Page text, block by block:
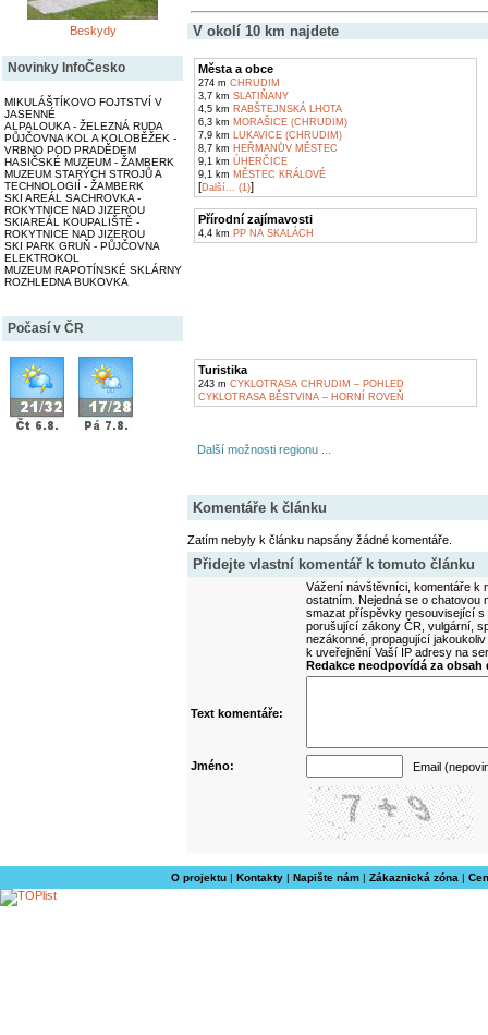
Beskydy
Novinky InfoČesko
MIKULÁŠTÍKOVO FOJTSTVÍ V
JASENNÉ
ALPALOUKA - ŽELEZNÁ RUDA
PŮJČOVNA KOL A KOLOBĚŽEK -
VRBNO POD PRADĚDEM
HASIČSKÉ MUZEUM - ŽAMBERK
MUZEUM STARÝCH STROJŮ A
TECHNOLOGIÍ - ŽAMBERK
SKI AREÁL SACHROVKA -
ROKYTNICE NAD JIZEROU
SKIAREÁL KOUPALIŠTĚ -
ROKYTNICE NAD JIZEROU
SKI PARK GRUŇ - PŮJČOVNA
ELEKTROKOL
MUZEUM RAPOTÍNSKÉ SKLÁRNY
ROZHLEDNA BUKOVKA
Počasí v ČR
V okolí 10 km najdete
Města a obce
274 m CHRUDIM
3,7 km SLATIŇANY
4,5 km RABŠTEJNSKÁ LHOTA
6,3 km MORAŠICE (CHRUDIM)
7,9 km LUKAVICE (CHRUDIM)
8,7 km HEŘMANŮV MĚSTEC
9,1 km ÚHERČICE
9,1 km MĚSTEC KRÁLOVÉ
[Další... (1)]
Přírodní zajímavosti
4,4 km PP NA SKALÁCH
Turistika
243 m CYKLOTRASA CHRUDIM – POHLED
CYKLOTRASA BĚSTVINA – HORNÍ ROVEŇ
Další možnosti regionu ...
Komentáře k článku
Zatím nebyly k článku napsány žádné komentáře.
Přidejte vlastní komentář k tomuto článku
Vážení návštěvníci, komentáře k
ostatním. Nejedná se o
smazat příspěvky nesouvisející
porušující zákony ČR, vulgární,
nezákonné, propagující
k uveřejnění Vaší IP adresy na
Redakce neodpovídá za
Text komentáře:
Jméno: Email
O projektu| Kontakty| Napište nám| Zákaznická zóna |